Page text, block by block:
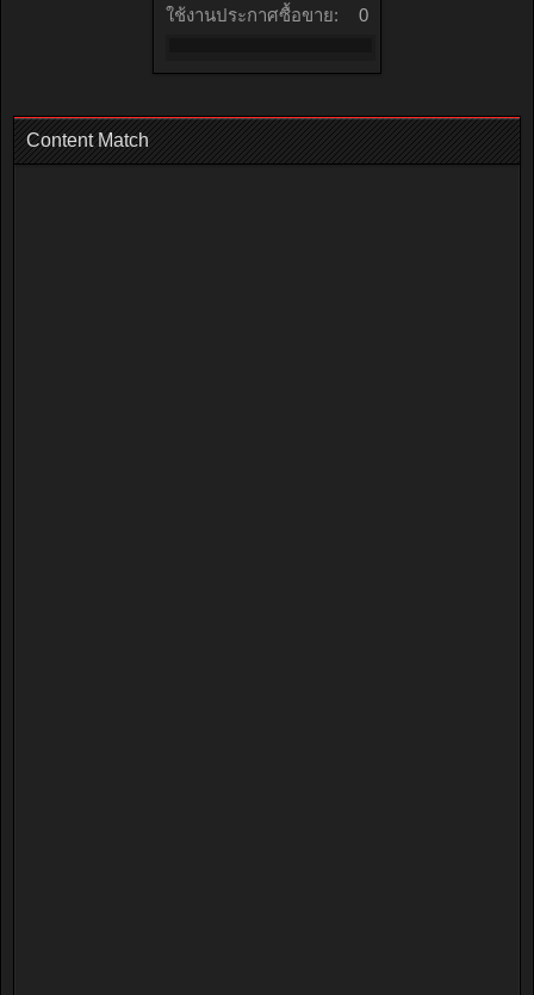
ใช้งานประกาศซื้อขาย:
0
Content Match